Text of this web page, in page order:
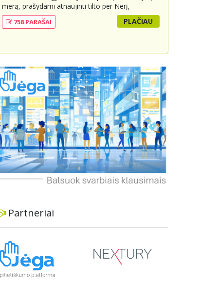
merą, prašydami atnaujinti tilto per Nerį,
jungiančio Balsių ir Valakampių kryptis, projektą ir
įtraukti jį į miesto strateginius susisiekimo planus.
plėtrą bei darnų judumą, suteikdamas daugiau
susisiekimo galimybių tiek automobiliams, tiek
viešajam transportui, pėstiesiems ir
dviratininkams. Gyventojai ragina atlikti techninę,
ekonominę ir transporto analizę, organizuoti
viešas konsultacijas ir integruoti projektą į
ilgalaikius miesto planus, siekiant užtikrinti
transporto sistemos patikimumą ir prisitaikymą
prie sparčiai augančio miesto poreikių.
758 PARAŠAI PLAČIAU
Partneriai